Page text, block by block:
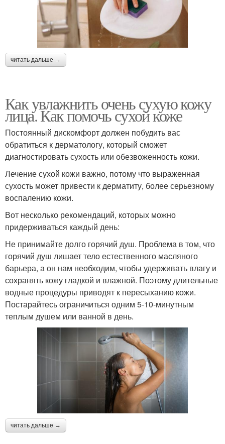
читать дальше →
Как увлажнить очень сухую кожу
лица. Как помочь сухой коже
Постоянный дискомфорт должен побудить вас
обратиться к дерматологу, который сможет
диагностировать сухость или обезвоженность кожи.
Лечение сухой кожи важно, потому что выраженная
сухость может привести к дерматиту, более серьезному
воспалению кожи.
Вот несколько рекомендаций, которых можно
придерживаться каждый день:
Не принимайте долго горячий душ. Проблема в том, что
горячий душ лишает тело естественного масляного
барьера, а он нам необходим, чтобы удерживать влагу и
сохранять кожу гладкой и влажной. Поэтому длительные
водные процедуры приводят к пересыханию кожи.
Постарайтесь ограничиться одним 5-10-минутным
теплым душем или ванной в день.
читать дальше →